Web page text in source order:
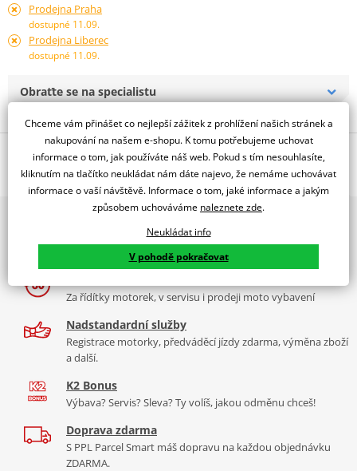
Prodejna Praha
dostupné 11.09.
Prodejna Liberec
dostupné 11.09.
Obraťte se na specialistu
Popis a parametry
Jsme autorizovaný
dealer značky RDMOTO
Padací rámy RDMOTO nabízí maximální ochranu Vašeho
Vyráběné z kvalitního materiálu.
"Testováno zákazníky"
Cena za pár včetně montážní sady.
9 značek motocyklů, servis, oblečení, doplňky i náhradní
díly, to vše v Praze a Liberci
Za řídítky motorek, v servisu i prodeji moto vybavení
Nadstandardní služby
Registrace motorky, předváděcí jízdy zdarma, výměna zboží
a další.
K2 Bonus
Výbava? Servis? Sleva? Ty volíš, jakou odměnu chceš!
Doprava zdarma
S PPL Parcel Smart máš dopravu na každou objednávku
ZDARMA.
Chceme vám přinášet co nejlepší zážitek z prohlížení našich stránek a
nakupování na našem e-shopu. K tomu potřebujeme uchovat
informace o tom, jak používáte náš web. Pokud s tím nesouhlasíte,
kliknutím na tlačítko neukládat nám dáte najevo, že nemáme uchovávat
informace o vaší návštěvě. Informace o tom, jaké informace a jakým
způsobem uchováváme naleznete zde.
Neukládat info
V pohodě pokračovat